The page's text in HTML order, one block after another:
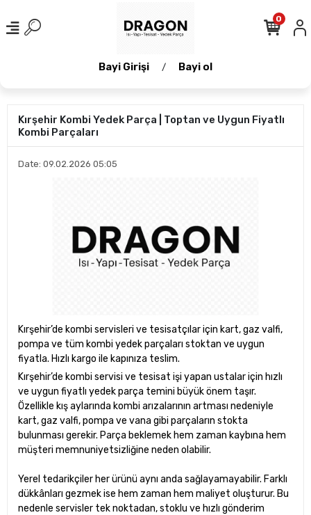
Bayi Girişi / Bayi ol
0
Kırşehir Kombi Yedek Parça | Toptan ve Uygun Fiyatlı
Kombi Parçaları
Date: 09.02.2026 05:05
Kırşehir’de kombi servisleri ve tesisatçılar için kart, gaz valfi,
pompa ve tüm kombi yedek parçaları stoktan ve uygun
fiyatla. Hızlı kargo ile kapınıza teslim.
Kırşehir’de kombi servisi ve tesisat işi yapan ustalar için hızlı
ve uygun fiyatlı yedek parça temini büyük önem taşır.
Özellikle kış aylarında kombi arızalarının artması nedeniyle
kart, gaz valfi, pompa ve vana gibi parçaların stokta
bulunması gerekir. Parça beklemek hem zaman kaybına hem
müşteri memnuniyetsizliğine neden olabilir.
Yerel tedarikçiler her ürünü aynı anda sağlayamayabilir. Farklı
dükkânları gezmek ise hem zaman hem maliyet oluşturur. Bu
nedenle servisler tek noktadan, stoklu ve hızlı gönderim